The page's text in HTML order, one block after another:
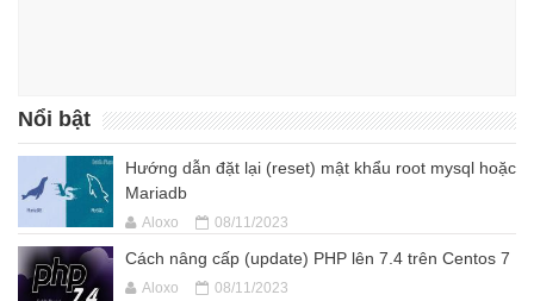
Nổi bật
Hướng dẫn đặt lại (reset) mật khẩu root mysql hoặc
Mariadb
Aloxo 08/11/2023
Cách nâng cấp (update) PHP lên 7.4 trên Centos 7
Aloxo 08/11/2023